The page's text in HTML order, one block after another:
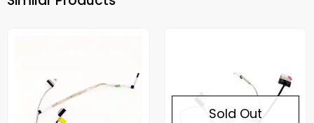
Sold Out